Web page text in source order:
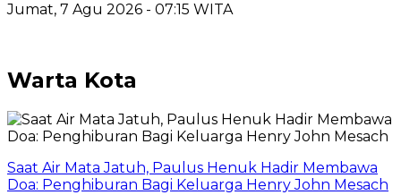
Jumat, 7 Agu 2026 - 07:15 WITA
Warta Kota
Saat Air Mata Jatuh, Paulus Henuk Hadir Membawa
Doa: Penghiburan Bagi Keluarga Henry John Mesach